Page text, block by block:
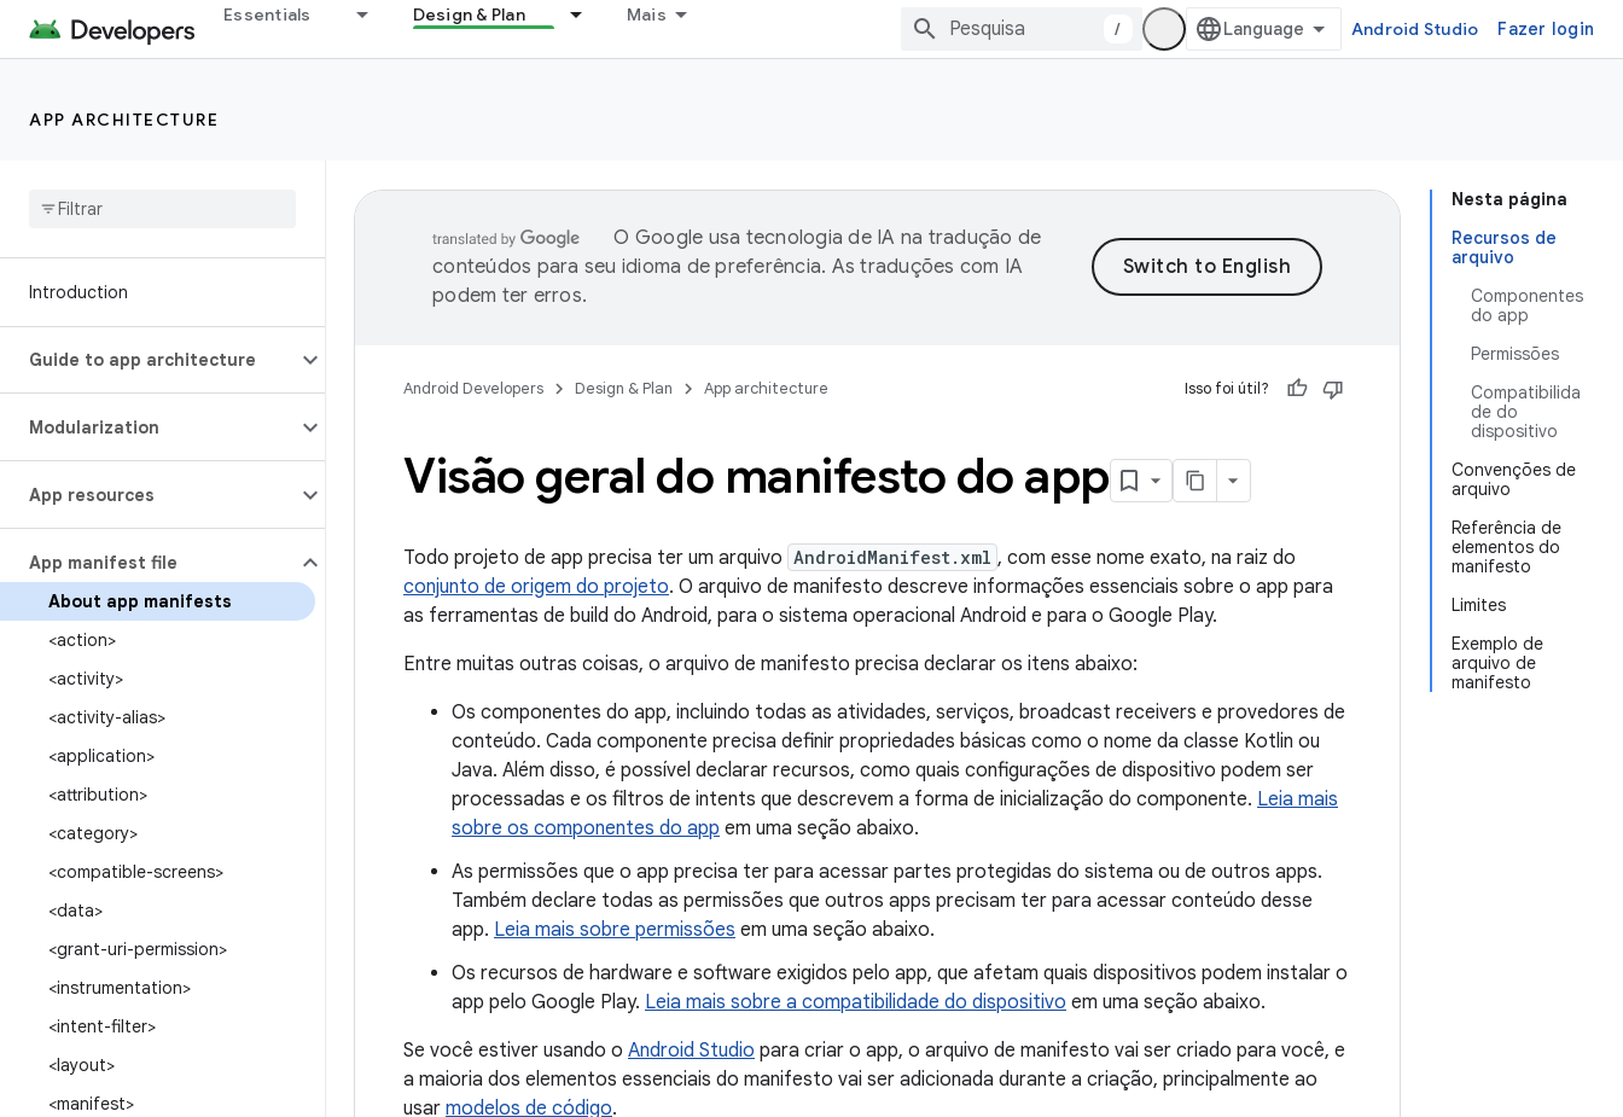
Essentials Design & Plan Mais
/ Android Studio Fazer login
APP ARCHITECTURE
Introduction
Guide to app architecture
Modularization
App resources
App manifest file
About app manifests
<action>
<activity>
<activity-alias>
<application>
<attribution>
<category>
<compatible-screens>
<data>
<grant-uri-permission>
<instrumentation>
<intent-filter>
<layout>
<manifest>
Nesta página
Recursos de
arquivo
Componentes
do app
Permissões
Compatibilida
de do
dispositivo
Convenções de
arquivo
Referência de
elementos do
manifesto
Limites
Exemplo de
arquivo de
manifesto
O Google usa tecnologia de IA na tradução de
conteúdos para seu idioma de preferência. As traduções com IA
podem ter erros.
Android Developers Design & Plan App architecture Isso foi útil?
Visão geral do manifesto do app
Todo projeto de app precisa ter um arquivo AndroidManifest.xml , com esse nome exato, na raiz do
conjunto de origem do projeto. O arquivo de manifesto descreve informações essenciais sobre o app para
as ferramentas de build do Android, para o sistema operacional Android e para o Google Play.
Entre muitas outras coisas, o arquivo de manifesto precisa declarar os itens abaixo:
Os componentes do app, incluindo todas as atividades, serviços, broadcast receivers e provedores de
conteúdo. Cada componente precisa definir propriedades básicas como o nome da classe Kotlin ou
Java. Além disso, é possível declarar recursos, como quais configurações de dispositivo podem ser
processadas e os filtros de intents que descrevem a forma de inicialização do componente. Leia mais
sobre os componentes do app em uma seção abaixo.
As permissões que o app precisa ter para acessar partes protegidas do sistema ou de outros apps.
Também declare todas as permissões que outros apps precisam ter para acessar conteúdo desse
app. Leia mais sobre permissões em uma seção abaixo.
Os recursos de hardware e software exigidos pelo app, que afetam quais dispositivos podem instalar o
app pelo Google Play. Leia mais sobre a compatibilidade do dispositivo em uma seção abaixo.
Se você estiver usando o Android Studio para criar o app, o arquivo de manifesto vai ser criado para você, e
a maioria dos elementos essenciais do manifesto vai ser adicionada durante a criação, principalmente ao
usar modelos de código.